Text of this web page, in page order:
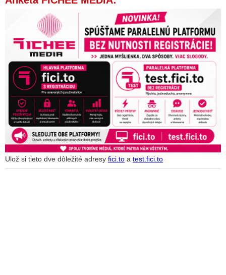
Ulož si tieto dve dôležité adresy fici.to a test.fici.to